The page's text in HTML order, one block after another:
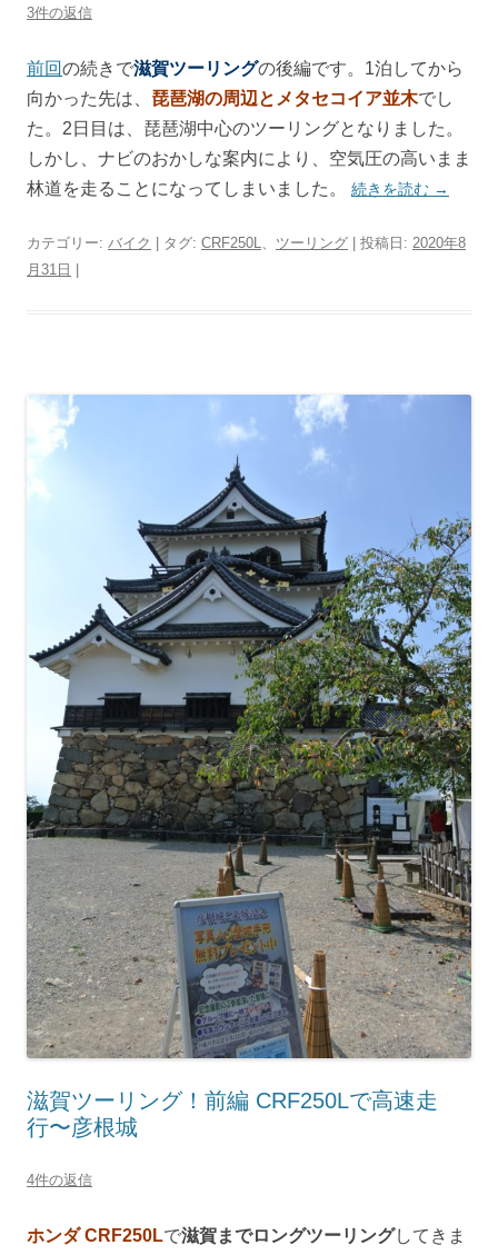
3件の返信
前回の続きで滋賀ツーリングの後編です。1泊してから
向かった先は、 琵琶湖の周辺とメタセコイア並木でし
た。2日目は、琵琶湖中心のツーリングとなりました。
しかし、ナビのおかしな案内により、空気圧の高いまま
林道を走ることになってしまいました。
続きを読む →
カテゴリー: バイク | タグ: CRF250L ツーリング | 投稿日: 2020年8
月31日
滋賀ツーリング！前編 CRF250Lで高速走
行〜彦根城
4件の返信
ホンダ CRF250Lで滋賀までロングツーリングしてきま